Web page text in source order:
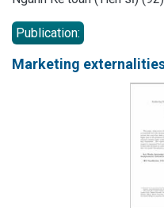
Publication:
Marketing